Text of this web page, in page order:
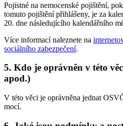
Pojistné na nemocenské pojištění,
tomuto pojištění přihlášeny, je za
20. dne následujícího kalendářního
Více informací naleznete na
sociálního zabezpečení.
5. Kdo je oprávněn v této
apod.)
V této věci je oprávněna jednat
mocí.